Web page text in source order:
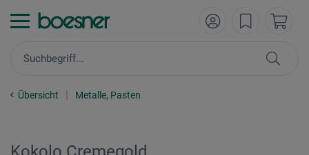
Übersicht Metalle, Pasten